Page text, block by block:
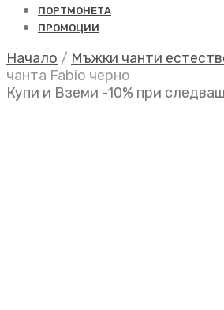
ПОРТМОНЕТА
ПРОМОЦИИ
Начало / Мъжки чанти
чанта Fabio черно
Купи и Вземи -10% при